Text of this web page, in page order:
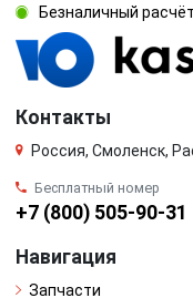
Безналичный расчёт
Контакты
Россия, Смоленск,
Бесплатный номер
+7 (800) 505-90-31
Навигация
Запчасти